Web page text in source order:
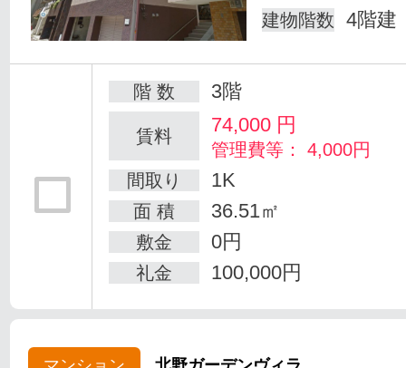
建物階数 4階建
階 数 3階
賃料 74,000 円
管理費等： 4,000円
間取り
1K
面 積 36.51㎡
敷金 0円
礼金 100,000円